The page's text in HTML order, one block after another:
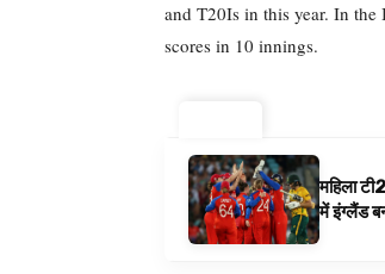
and T20Is in this year. In
scores in 10 innings.
महिला
में इंग्लैंड